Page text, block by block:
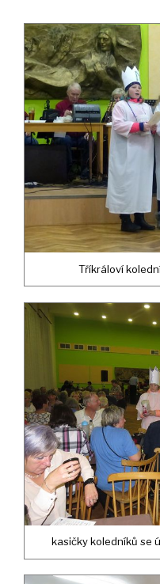
Tříkráloví
kasičky koledníků se